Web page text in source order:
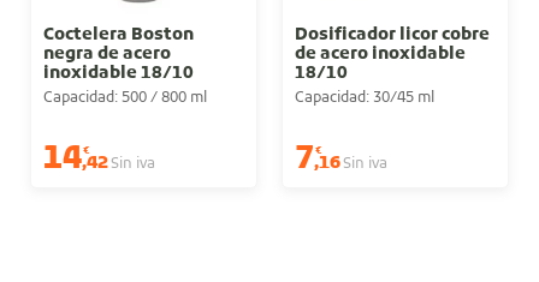
Coctelera Boston
negra de acero
inoxidable 18/10
Capacidad: 500 / 800 ml
14€
,42Sin iva
Dosificador licor cobre
de acero inoxidable
18/10
Capacidad: 30/45 ml
7€
,16Sin iva